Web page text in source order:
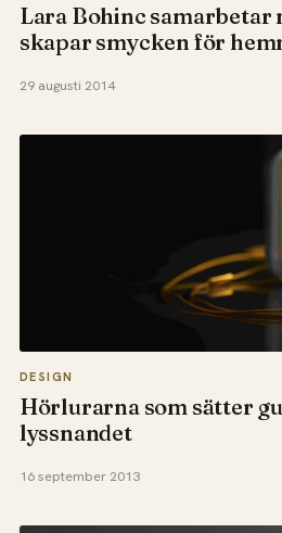
Lara Bohinc samarbetar
skapar smycken för
29 augusti 2014
DESIGN
Hörlurarna som sätter
lyssnandet
16 september 2013